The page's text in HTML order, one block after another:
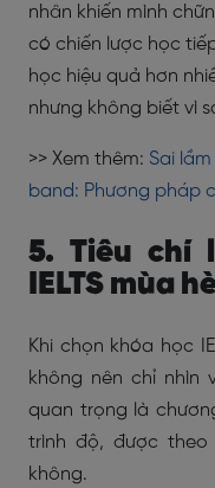
nhân khiến mình
có chiến lược học
học hiệu quả hơn
nhưng không biết vì
>> Xem thêm: Sai
band: Phương pháp
5. Tiêu chí
IELTS mùa
Khi chọn khóa học
không nên chỉ nhìn
quan trọng là
trình độ, được
không.